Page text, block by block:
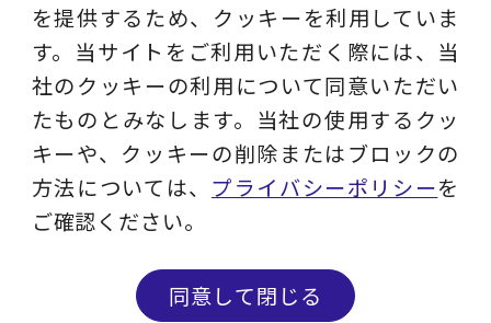
ビジネステーマ解説集
動画ライブラリ
採用サイト
プライバシーポリシー
ソーシャルメディアアカウントポリシー
を提供するため、クッキーを利用していま
す。当サイトをご利用いただく際には、当
社のクッキーの利用について同意いただい
たものとみなします。当社の使用するクッ
キーや、クッキーの削除またはブロックの
方法については、 プライバシーポリシーを
ご確認ください。
同意して閉じる